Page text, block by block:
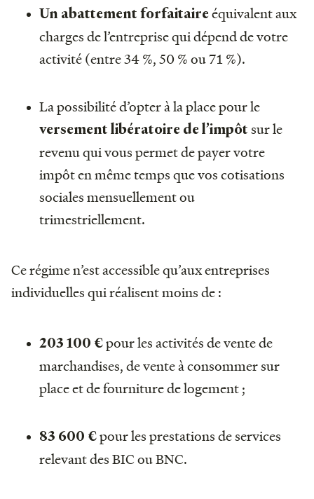
Un abattement forfaitaireéquivalent aux
charges de l’entreprise qui dépend de votre
activité (entre 34 %, 50 % ou 71 %).
La possibilité d’opter à la place pour le
versement libératoire de l’impôt sur le
revenu qui vous permet de payer votre
impôt en même temps que vos cotisations
sociales mensuellement ou
trimestriellement.
Ce régime n’est accessible qu’aux entreprises
individuelles qui réalisent moins de :
203 100 €pour les activités de vente de
marchandises, de vente à consommer sur
place et de fourniture de logement ;
83 600 €pour les prestations de services
relevant des BIC ou BNC.